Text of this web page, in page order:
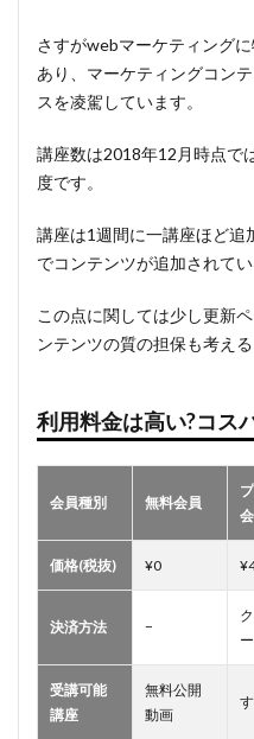
さすがwebマーケティング
あり、マーケティングコン
スを凌駕しています。
講座数は2018年12月時点で
度です。
講座は1週間に一講座ほど追
でコンテンツが追加されてい
この点に関しては少し更新
ンテンツの質の担保も考え
利用料金は高い?コス
会員種別 無料会員
価格(税抜) ¥0
決済方法 −
受講可能
講座
無料公開
動画